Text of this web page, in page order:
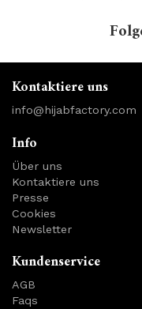
Kontaktiere uns
info@hijabfactory.com
Info
Über uns
Kontaktiere uns
Presse
Cookies
Newsletter
Kundenservice
AGB
Faqs